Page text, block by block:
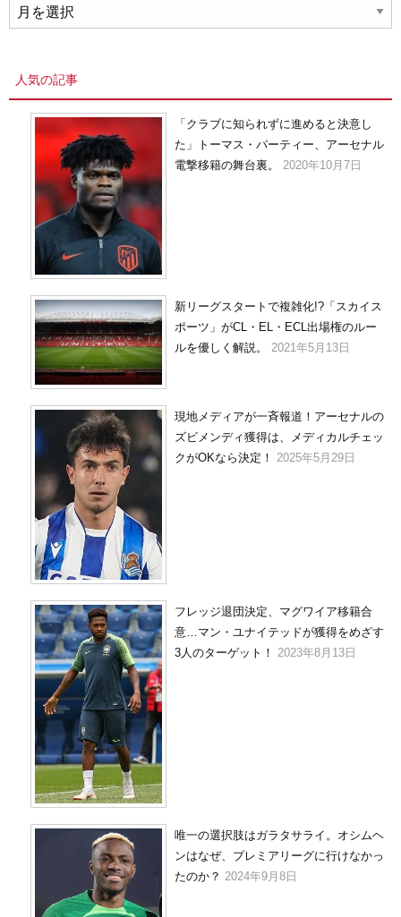
ー
人気の記事
「クラブに知られずに進めると決意し
た」トーマス・パーティー、アーセナル
電撃移籍の舞台裏。
2020年10月7日
新リーグスタートで複雑化!?「スカイス
ポーツ」がCL・EL・ECL出場権のルー
ルを優しく解説。
2021年5月13日
現地メディアが一斉報道！アーセナルの
ズビメンディ獲得は、メディカルチェッ
クがOKなら決定！
2025年5月29日
フレッジ退団決定、マグワイア移籍合
意…マン・ユナイテッドが獲得をめざす
3人のターゲット！
2023年8月13日
唯一の選択肢はガラタサライ。オシムヘ
ンはなぜ、プレミアリーグに行けなかっ
たのか？ 2024年9月8日